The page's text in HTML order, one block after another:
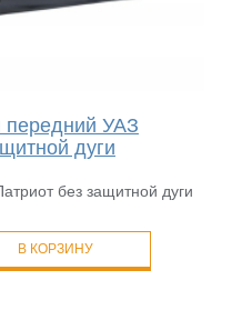
УАЗ
дуги
без защитной дуги
В КОРЗИНУ